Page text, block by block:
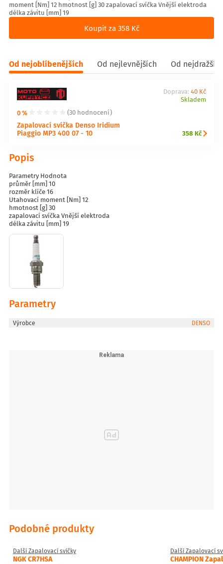
moment [Nm] 12 hmotnost [g] 30 zapalovací svíčka Vnější elektroda
délka závitu [mm] 19
Koupit za 358 Kč
Od nejoblíbenějších Od nejlevnějších Od
0 % (30 hodnocení)
Zapalovací svíčka Denso Iridium
Piaggio MP3 400 07 - 10
Doprava: 40 Kč
Skladem
358 Kč
Popis
Parametry Hodnota
průměr [mm] 10
rozměr klíče 16
Utahovací moment [Nm] 12
hmotnost [g] 30
zapalovací svíčka Vnější elektroda
délka závitu [mm] 19
Parametry
Výrobce DENSO
Podobné produkty
Další Zapalovací svíčky
NGK CR7HSA
Další Zapalovací
CHAMPION